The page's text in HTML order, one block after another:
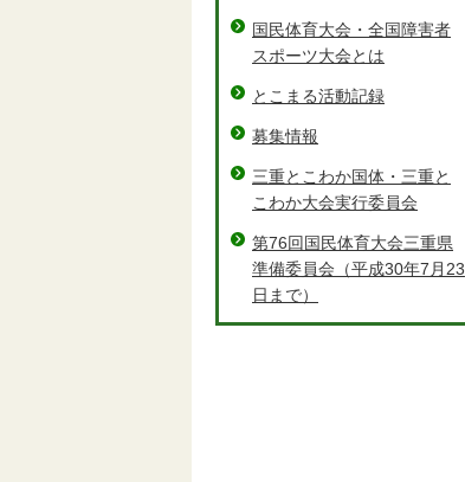
国民体育大会・全国障害者
スポーツ大会とは
とこまる活動記録
募集情報
三重とこわか国体・三重と
こわか大会実行委員会
第76回国民体育大会三重県
準備委員会（平成30年7月23
日まで）